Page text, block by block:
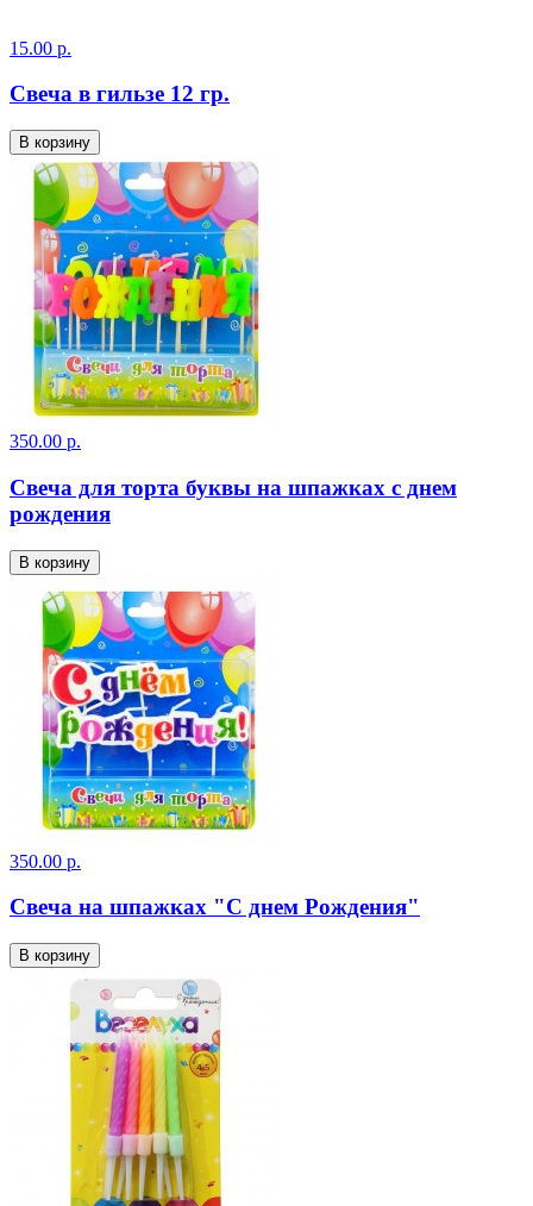
15.00 р.
Свеча в гильзе 12 гр.
В корзину
350.00 р.
Свеча для торта буквы на шпажках с днем
рождения
В корзину
350.00 р.
Свеча на шпажках "С днем Рождения"
В корзину